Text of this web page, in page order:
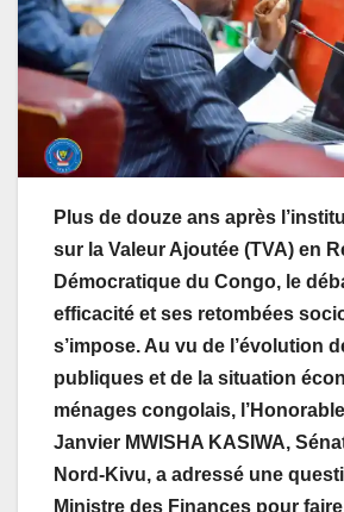
Plus de douze ans après
sur la Valeur Ajoutée (TVA) en
Démocratique du Congo, le
efficacité et ses retombées
s’impose. Au vu de l’évolution
publiques et de la situation
ménages congolais,
Janvier MWISHA KASIWA,
Nord-Kivu, a adressé une
Ministre des Finances pour